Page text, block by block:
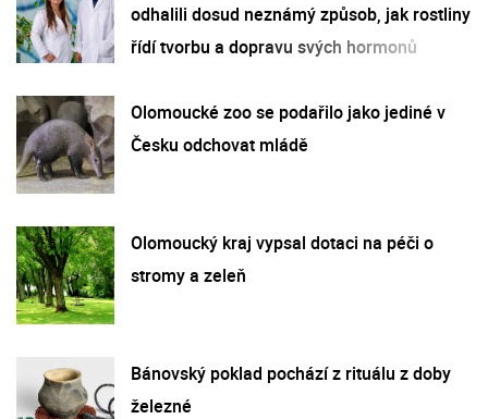
odhalili dosud neznámý způsob, jak rostliny
řídí tvorbu a dopravu svých hormonů
Olomoucké zoo se podařilo jako jediné v
Česku odchovat mládě
Olomoucký kraj vypsal dotaci na péči o
stromy a zeleň
Bánovský poklad pochází z rituálu z doby
železné